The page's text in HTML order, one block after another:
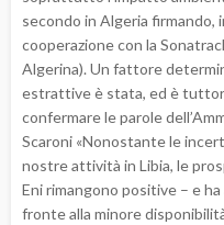
secondo in Algeria firmando,
cooperazione con la
Algerina). Un fattore
estrattive è stata, ed è
confermare le parole
Scaroni «Nonostante le
nostre attività in Libia, le
Eni rimangono positive – e
fronte alla minore